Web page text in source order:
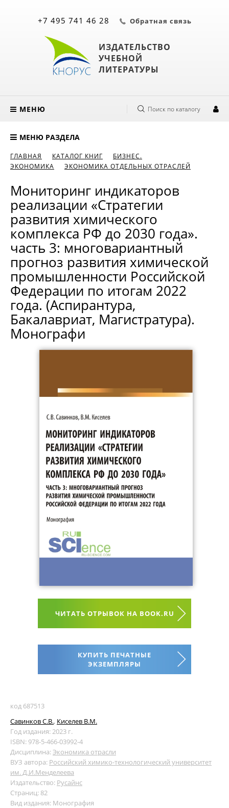
ИЗДАТЕЛЬСТВО
УЧЕБНОЙ
ЛИТЕРАТУРЫ
+7 495 741 46 28 Обратная связь
МЕНЮ Поиск по каталогу
МЕНЮ РАЗДЕЛА
ГЛАВНАЯ КАТАЛОГ КНИГ
БИЗНЕС.
ЭКОНОМИКА
ЭКОНОМИКА ОТДЕЛЬНЫХ ОТРАСЛЕЙ
Мониторинг индикаторов
реализации «Стратегии
развития химического
комплекса РФ до 2030 года».
часть 3: многовариантный
прогноз развития химической
промышленности Российской
Федерации по итогам 2022
года. (Аспирантура,
Бакалавриат, Магистратура).
Монографи
ЧИТАТЬ ОТРЫВОК НА BOOK.RU
КУПИТЬ ПЕЧАТНЫЕ
ЭКЗЕМПЛЯРЫ
код 687513
Савинков С.В., Киселев В.М.
Год издания: 2023 г.
ISBN: 978-5-466-03992-4
Дисциплина: Экономика отрасли
ВУЗ автора: Российский химико-технологический университет
им. Д.И.Менделеева
Издательство: Русайнс
Страниц: 82
Вид издания: Монография